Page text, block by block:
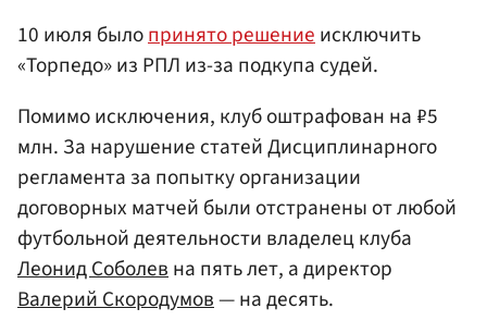
10 июля былопринято решение исключить
«Торпедо» из РПЛ из-за подкупа судей.
Помимо исключения, клуб оштрафован на ₽5
млн. За нарушение статей Дисциплинарного
регламента за попытку организации
договорных матчей были отстранены от любой
футбольной деятельности владелец клуба
Леонид Соболевна пять лет, а директор
Валерий Скородумов— на десять.